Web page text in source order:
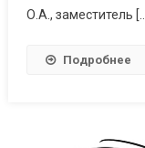
О.А., заместитель […]
Подробнее